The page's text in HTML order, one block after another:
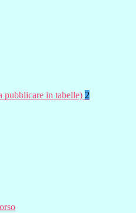
pubblicare in tabelle) 2